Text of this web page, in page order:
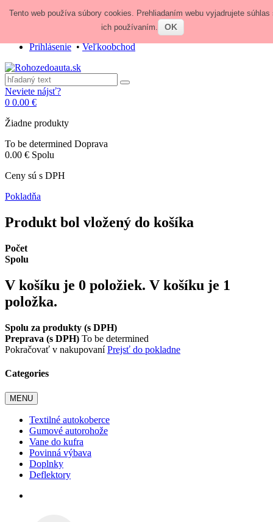
Zavolajte nám:+421 948 84 64 64
obchod@rohozedoauta.sk
Prihlásenie•Veľkoobchod
Neviete nájsť?
0 0.00 €
Žiadne produkty
To be determined Doprava
0.00 € Spolu
Ceny sú s DPH
Pokladňa
Produkt bol vložený do košíka
Počet
Spolu
V košíku je 0 položiek. V košíku je 1
položka.
Spolu za produkty (s DPH)
Preprava (s DPH) To be determined
Pokračovať v nakupovaníPrejsť do pokladne
Categories
MENU
Textilné autokoberce
Gumové autorohože
Vane do kufra
Povinná výbava
Doplnky
Deflektory
Tento web používa súbory cookies. Prehliadaním webu vyjadrujete súhlas
ich používaním.
OK